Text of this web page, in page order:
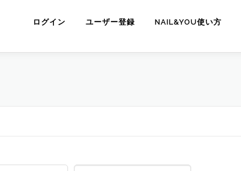
ログイン ユーザー登録 NAIL&YOU使い方